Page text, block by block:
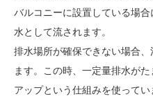
バルコニーに設置している場
水として流されます。
排水場所が確保できない場合
ます。この時、一定量排水が
アップという仕組みを使ってい